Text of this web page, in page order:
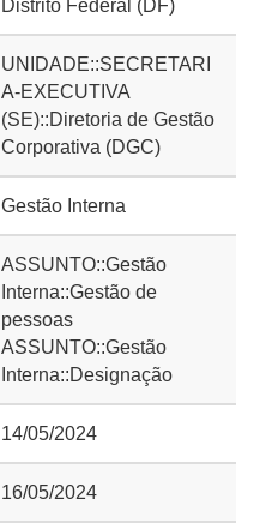
Distrito Federal (DF)
UNIDADE::SECRETARI
A-EXECUTIVA
(SE)::Diretoria de Gestão
Corporativa (DGC)
Gestão Interna
ASSUNTO::Gestão
Interna::Gestão de
pessoas
ASSUNTO::Gestão
Interna::Designação
14/05/2024
16/05/2024